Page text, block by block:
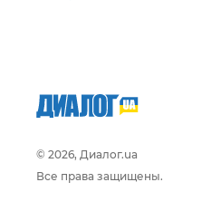
© 2026, Диалог.ua
Все права защищены.